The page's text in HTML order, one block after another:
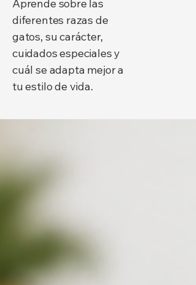
Aprende sobre las
diferentes razas de
gatos, su carácter,
cuidados especiales y
cuál se adapta mejor a
tu estilo de vida.